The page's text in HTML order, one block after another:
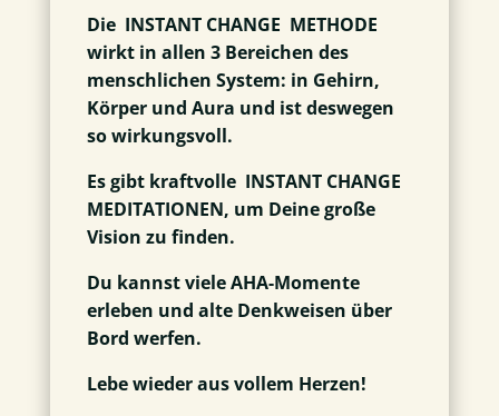
Die INSTANT CHANGE METHODE
wirkt in allen 3 Bereichen des
menschlichen System: in Gehirn,
Körper und Aura und ist deswegen
so wirkungsvoll.
Es gibt kraftvolle INSTANT CHANGE
MEDITATIONEN, um Deine große
Vision zu finden.
Du kannst viele AHA-Momente
erleben und alte Denkweisen über
Bord werfen.
Lebe wieder aus vollem Herzen!